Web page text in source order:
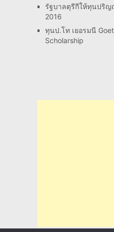
รัฐบาลตุรีกีให้ทุนปริญ
2016
ทุนป.โท เยอรมนี
Scholarship